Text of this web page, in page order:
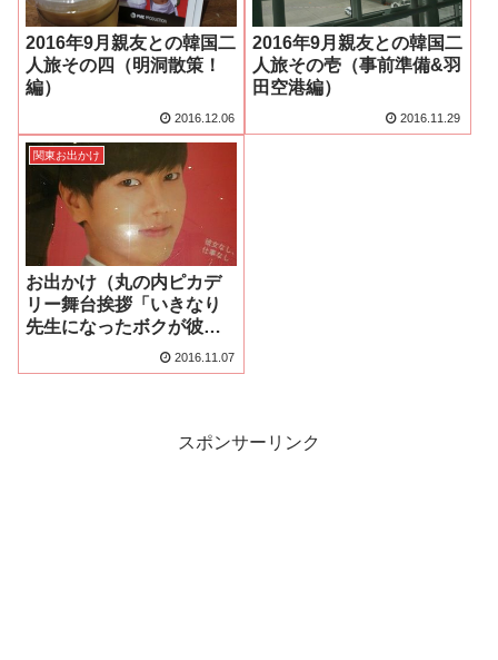
2016年9月親友との韓国二
人旅その四（明洞散策！
編）
2016.12.06
2016年9月親友との韓国二
人旅その壱（事前準備&羽
田空港編）
2016.11.29
関東お出かけ
お出かけ（丸の内ピカデ
リー舞台挨拶「いきなり
先生になったボクが彼女
2016.11.07
スポンサーリンク